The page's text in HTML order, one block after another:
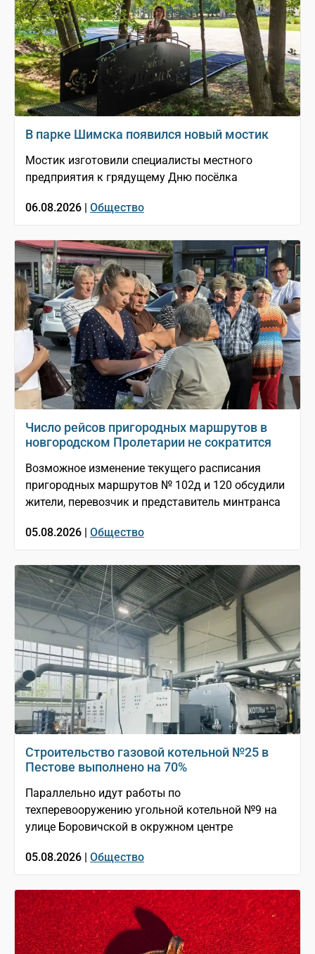
В парке Шимска появился новый мостик
Мостик изготовили специалисты местного
предприятия к грядущему Дню посёлка
06.08.2026 | Общество
Число рейсов пригородных маршрутов в
новгородском Пролетарии не сократится
Возможное изменение текущего расписания
пригородных маршрутов № 102д и 120 обсудили
жители, перевозчик и представитель минтранса
05.08.2026 | Общество
Строительство газовой котельной №25 в
Пестове выполнено на 70%
Параллельно идут работы по
техперевооружению угольной котельной №9 на
улице Боровичской в окружном центре
05.08.2026 | Общество